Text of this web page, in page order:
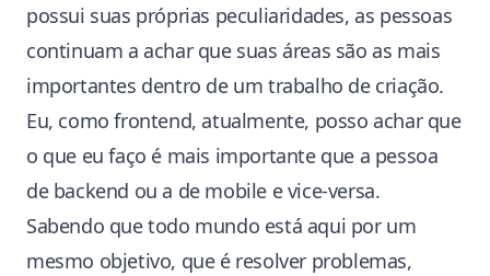
possui suas próprias peculiaridades, as pessoas
continuam a achar que suas áreas são as mais
importantes dentro de um trabalho de criação.
Eu, como frontend, atualmente, posso achar que
o que eu faço é mais importante que a pessoa
de backend ou a de mobile e vice-versa.
Sabendo que todo mundo está aqui por um
mesmo objetivo, que é resolver problemas,